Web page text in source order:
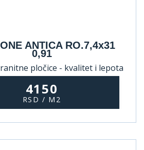
ANTICA RO.7,4x31
0,91
pločice - kvalitet i lepota
4150
RSD / M2